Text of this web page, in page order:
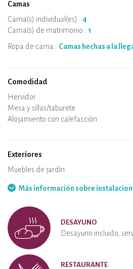
Camas
Cama(s) individual(es) : 4
Cama(s) de matrimonio : 1
Ropa de cama : Camas hechas a la
Comodidad
Microondas
Cafetera
Hervidor
Placa de cocción
Horno
Nevera
Vajilla
Lavavajillas
Silla de bebe
Spa
Sauna
Mesa y sillas/taburete
Aire acondicionado
Alojamiento con calefacción
Exteriores
Terraza
Muebles de jardín
Más información sobre
DESAYUNO
Desayuno incluido,
RESTAURANTE